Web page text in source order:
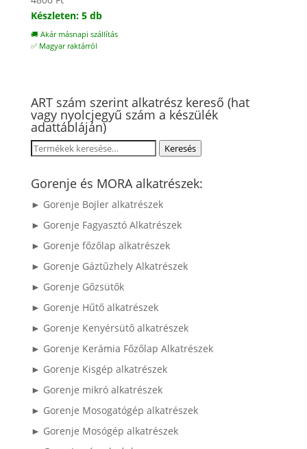
Készleten: 5 db
🚚 Akár másnapi szállítás
✅ Magyar raktárról
ART szám szerint alkatrész kereső (hat
vagy nyolcjegyű szám a készülék
adattábláján)
Keresés
következőre:
Keresés
Gorenje és MORA alkatrészek:
► Gorenje Bojler alkatrészek
► Gorenje Fagyasztó Alkatrészek
► Gorenje főzőlap alkatrészek
► Gorenje Gáztűzhely Alkatrészek
► Gorenje Gőzsütők
► Gorenje Hűtő alkatrészek
► Gorenje Kenyérsütő alkatrészek
► Gorenje Kerámia Főzőlap Alkatrészek
► Gorenje Kisgép alkatrészek
► Gorenje mikró alkatrészek
► Gorenje Mosogatógép alkatrészek
► Gorenje Mosógép alkatrészek